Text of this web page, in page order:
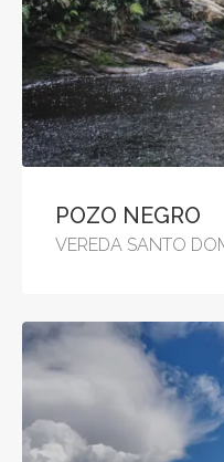
POZO NEGRO
VEREDA SANTO